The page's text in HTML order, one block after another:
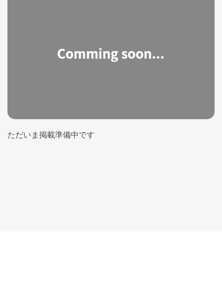
ただいま掲載準備中です